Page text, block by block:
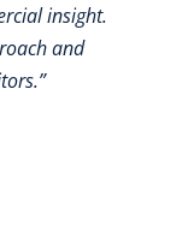
insight.
and